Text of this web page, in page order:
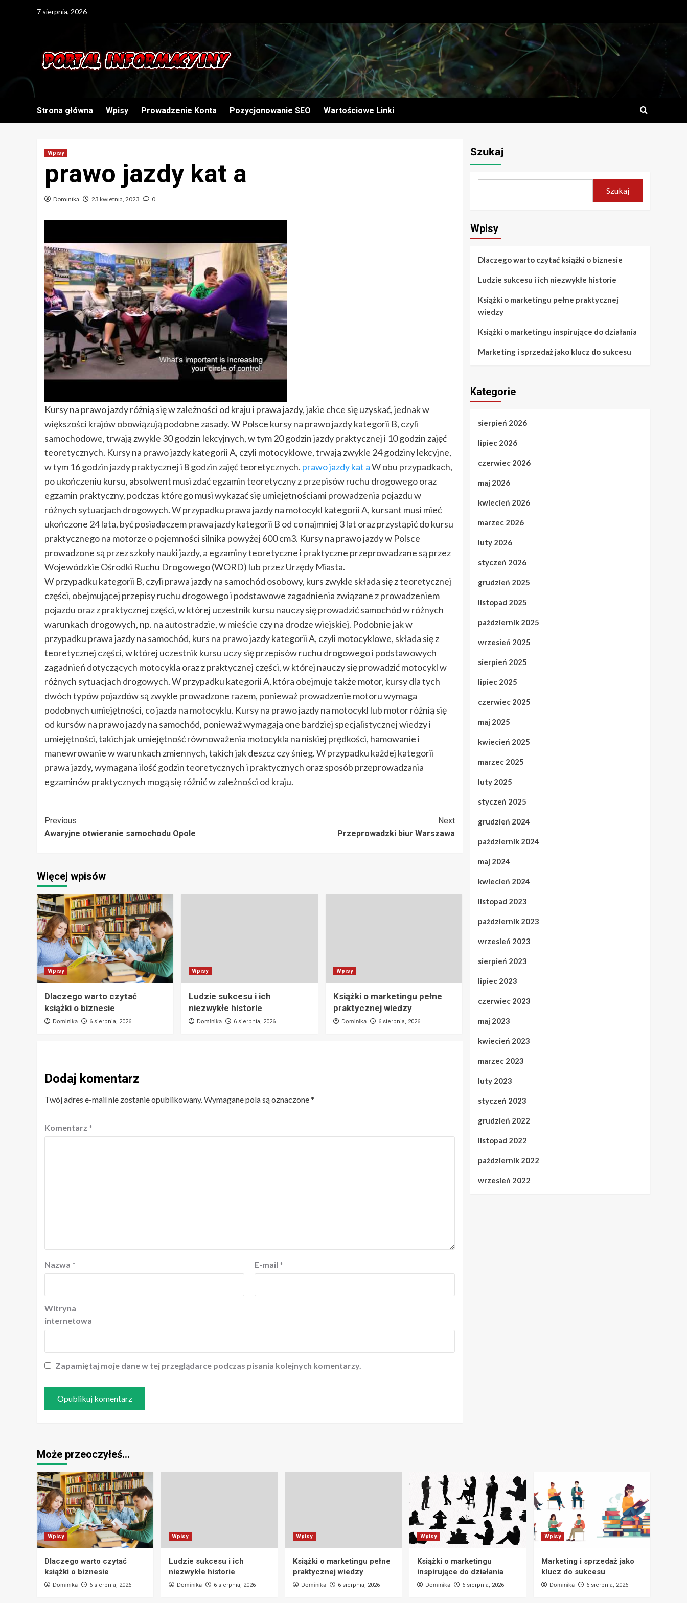
7 sierpnia, 2026
Strona główna Wpisy Prowadzenie Konta Pozycjonowanie SEO Wartościowe Linki
Wpisy
prawo jazdy kat a
Dominika 23 kwietnia, 2023 0
Kursy na prawo jazdy różnią się w zależności od kraju i prawa jazdy, jakie chce się uzyskać, jednak w
większości krajów obowiązują podobne zasady. W Polsce kursy na prawo jazdy kategorii B, czyli
samochodowe, trwają zwykle 30 godzin lekcyjnych, w tym 20 godzin jazdy praktycznej i 10 godzin zajęć
teoretycznych. Kursy na prawo jazdy kategorii A, czyli motocyklowe, trwają zwykle 24 godziny lekcyjne,
w tym 16 godzin jazdy praktycznej i 8 godzin zajęć teoretycznych. prawo jazdy kat aW obu przypadkach,
po ukończeniu kursu, absolwent musi zdać egzamin teoretyczny z przepisów ruchu drogowego oraz
egzamin praktyczny, podczas którego musi wykazać się umiejętnościami prowadzenia pojazdu w
różnych sytuacjach drogowych. W przypadku prawa jazdy na motocykl kategorii A, kursant musi mieć
ukończone 24 lata, być posiadaczem prawa jazdy kategorii B od co najmniej 3 lat oraz przystąpić do kursu
praktycznego na motorze o pojemności silnika powyżej 600 cm3. Kursy na prawo jazdy w Polsce
prowadzone są przez szkoły nauki jazdy, a egzaminy teoretyczne i praktyczne przeprowadzane są przez
Wojewódzkie Ośrodki Ruchu Drogowego (WORD) lub przez Urzędy Miasta.
W przypadku kategorii B, czyli prawa jazdy na samochód osobowy, kurs zwykle składa się z teoretycznej
części, obejmującej przepisy ruchu drogowego i podstawowe zagadnienia związane z prowadzeniem
pojazdu oraz z praktycznej części, w której uczestnik kursu nauczy się prowadzić samochód w różnych
warunkach drogowych, np. na autostradzie, w mieście czy na drodze wiejskiej. Podobnie jak w
przypadku prawa jazdy na samochód, kurs na prawo jazdy kategorii A, czyli motocyklowe, składa się z
teoretycznej części, w której uczestnik kursu uczy się przepisów ruchu drogowego i podstawowych
zagadnień dotyczących motocykla oraz z praktycznej części, w której nauczy się prowadzić motocykl w
różnych sytuacjach drogowych. W przypadku kategorii A, która obejmuje także motor, kursy dla tych
dwóch typów pojazdów są zwykle prowadzone razem, ponieważ prowadzenie motoru wymaga
podobnych umiejętności, co jazda na motocyklu. Kursy na prawo jazdy na motocykl lub motor różnią się
od kursów na prawo jazdy na samochód, ponieważ wymagają one bardziej specjalistycznej wiedzy i
umiejętności, takich jak umiejętność równoważenia motocykla na niskiej prędkości, hamowanie i
manewrowanie w warunkach zmiennych, takich jak deszcz czy śnieg. W przypadku każdej kategorii
prawa jazdy, wymagana ilość godzin teoretycznych i praktycznych oraz sposób przeprowadzania
egzaminów praktycznych mogą się różnić w zależności od kraju.
Post
Navigation
Previous
Awaryjne otwieranie samochodu Opole
Next
Przeprowadzki biur Warszawa
Więcej wpisów
Wpisy
Dlaczego warto czytać
książki o biznesie
Dominika 6 sierpnia, 2026
Wpisy
Ludzie sukcesu i ich
niezwykłe historie
Dominika 6 sierpnia, 2026
Wpisy
Książki o marketingu pełne
praktycznej wiedzy
Dominika 6 sierpnia, 2026
Dodaj komentarz
Twój adres e-mail nie zostanie opublikowany.Wymagane pola są oznaczone*
Komentarz *
Nazwa * E-mail *
Witryna
internetowa
Zapamiętaj moje dane w tej przeglądarce podczas pisania kolejnych komentarzy.
Szukaj
Szukaj
Wpisy
Dlaczego warto czytać książki o biznesie
Ludzie sukcesu i ich niezwykłe historie
Książki o marketingu pełne praktycznej
wiedzy
Książki o marketingu inspirujące do działania
Marketing i sprzedaż jako klucz do sukcesu
Kategorie
sierpień 2026
lipiec 2026
czerwiec 2026
maj 2026
kwiecień 2026
marzec 2026
luty 2026
styczeń 2026
grudzień 2025
listopad 2025
październik 2025
wrzesień 2025
sierpień 2025
lipiec 2025
czerwiec 2025
maj 2025
kwiecień 2025
marzec 2025
luty 2025
styczeń 2025
grudzień 2024
październik 2024
maj 2024
kwiecień 2024
listopad 2023
październik 2023
wrzesień 2023
sierpień 2023
lipiec 2023
czerwiec 2023
maj 2023
kwiecień 2023
marzec 2023
luty 2023
styczeń 2023
grudzień 2022
listopad 2022
październik 2022
wrzesień 2022
Może przeoczyłeś…
Wpisy
Dlaczego warto czytać
książki o biznesie
Dominika 6 sierpnia, 2026
Wpisy
Ludzie sukcesu i ich
niezwykłe historie
Dominika 6 sierpnia, 2026
Wpisy
Książki o marketingu pełne
praktycznej wiedzy
Dominika 6 sierpnia, 2026
Wpisy
Książki o marketingu
inspirujące do działania
Dominika 6 sierpnia, 2026
Wpisy
Marketing i sprzedaż jako
klucz do sukcesu
Dominika 6 sierpnia, 2026